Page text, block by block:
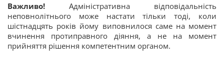
Важливо! Адміністративна відповідальність
неповнолітнього може настати тільки тоді, коли
шістнадцять років йому виповнилося саме на момент
вчинення протиправного діяння, а не на момент
прийняття рішення компетентним органом.